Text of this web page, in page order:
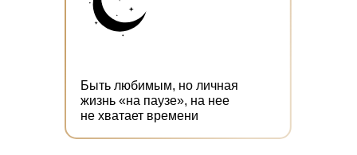
Быть любимым, но личная
жизнь «на паузе», на нее
не хватает времени